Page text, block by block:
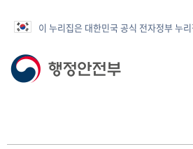
이 누리집은 대한민국 공식 전자정부 누